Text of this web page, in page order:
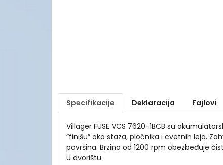
Specifikacije Deklaracija Fajlovi
Villager FUSE VCS 7620-1BCB su
“finišu” oko staza, pločnika i cvetnih leja.
površina. Brzina od 1200 rpm obezbeđuje
u dvorištu.